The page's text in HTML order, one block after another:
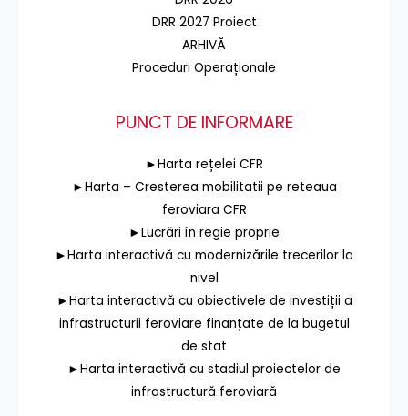
DRR 2027 Proiect
ARHIVĂ
Proceduri Operaționale
PUNCT DE INFORMARE
►Harta rețelei CFR
►Harta – Cresterea mobilitatii pe reteaua
feroviara CFR
►Lucrări în regie proprie
►Harta interactivă cu modernizările trecerilor la
nivel
►Harta interactivă cu obiectivele de investiții a
infrastructurii feroviare finanțate de la bugetul
de stat
►Harta interactivă cu stadiul proiectelor de
infrastructură feroviară